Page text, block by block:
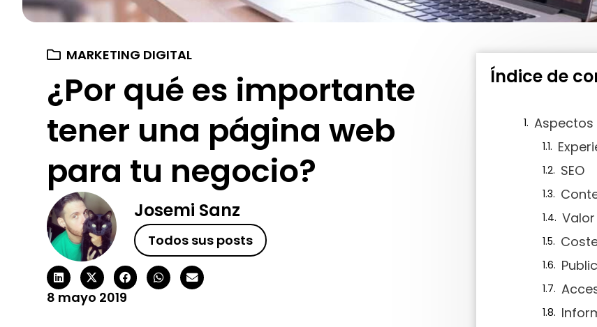
MARKETING DIGITAL
¿Por qué es importante
tener una página web
para tu negocio?
Josemi Sanz
Todos sus posts
8 mayo 2019
Índice de
SEO